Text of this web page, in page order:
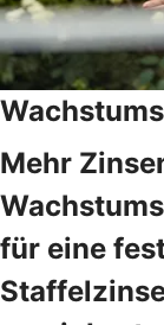
Mehr
für eine